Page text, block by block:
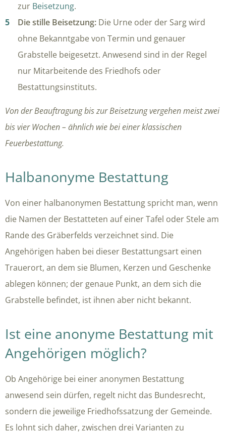
zur Beisetzung.
Die stille Beisetzung: Die Urne oder der Sarg wird
ohne Bekanntgabe von Termin und genauer
Grabstelle beigesetzt. Anwesend sind in der Regel
nur Mitarbeitende des Friedhofs oder
Bestattungsinstituts.
Von der Beauftragung bis zur Beisetzung vergehen meist zwei
bis vier Wochen – ähnlich wie bei einer klassischen
Feuerbestattung.
Halbanonyme Bestattung
Von einer halbanonymen Bestattung spricht man, wenn
die Namen der Bestatteten auf einer Tafel oder Stele am
Rande des Gräberfelds verzeichnet sind. Die
Angehörigen haben bei dieser Bestattungsart einen
Trauerort, an dem sie Blumen, Kerzen und Geschenke
ablegen können; der genaue Punkt, an dem sich die
Grabstelle befindet, ist ihnen aber nicht bekannt.
Ist eine anonyme Bestattung mit
Angehörigen möglich?
Ob Angehörige bei einer anonymen Bestattung
anwesend sein dürfen, regelt nicht das Bundesrecht,
sondern die jeweilige Friedhofssatzung der Gemeinde.
Es lohnt sich daher, zwischen drei Varianten zu